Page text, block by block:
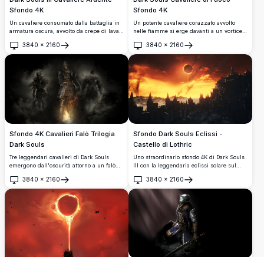
Sfondo 4K
Un cavaliere consumato dalla battaglia in
armatura oscura, avvolto da crepe di lava
inquietante cielo dorato con castelli in
rovina sullo sfondo. Iconica artwork
promozionale di Dark Souls III in
straordinaria risoluzione 4K.
3840 × 2160
Apri
Sfondo 4K
Un potente cavaliere corazzato avvolto
nelle fiamme si erge davanti a un vortice
Questo straordinario sfondo 4K ispirato a
Dark Souls cattura un'epica scena fantasy
con una drammatica atmosfera oscura.
3840 × 2160
Apri
Sfondo 4K Cavalieri Falò Trilogia
Dark Souls
Tre leggendari cavalieri di Dark Souls
emergono dall'oscurità attorno a un falò
iconiche. Uno splendido sfondo 4K che
cattura l'essenza cupa e atmosferica della
trilogia Dark Souls.
3840 × 2160
Apri
Sfondo Dark Souls Eclissi -
Castello di Lothric
Uno straordinario sfondo 4K di Dark Souls
III con la leggendaria eclissi solare sul
oscura si staglia contro un cielo arancione
infuocato, creando un epico paesaggio
fantasy dall'atmosfera intensa.
3840 × 2160
Apri